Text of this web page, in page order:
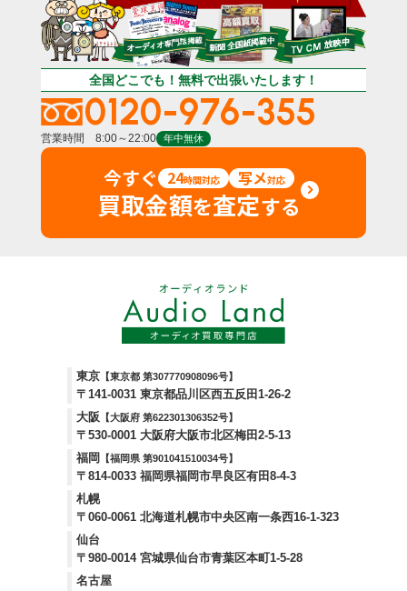
全国どこでも！無料で出張いたします！
0120-976-355
営業時間 8:00～22:00 年中無休
今すぐ 24時間対応 写メ対応
買取金額を査定する
東京 【東京都 第307770908096号】
〒141-0031 東京都品川区西五反田1-26-2
大阪
【大阪府 第622301306352号】
〒530-0001 大阪府大阪市北区梅田2-5-13
福岡
【福岡県 第901041510034号】
〒814-0033 福岡県福岡市早良区有田8-4-3
札幌
〒060-0061 北海道札幌市中央区南一条西16-1-323
仙台
〒980-0014 宮城県仙台市青葉区本町1-5-28
名古屋